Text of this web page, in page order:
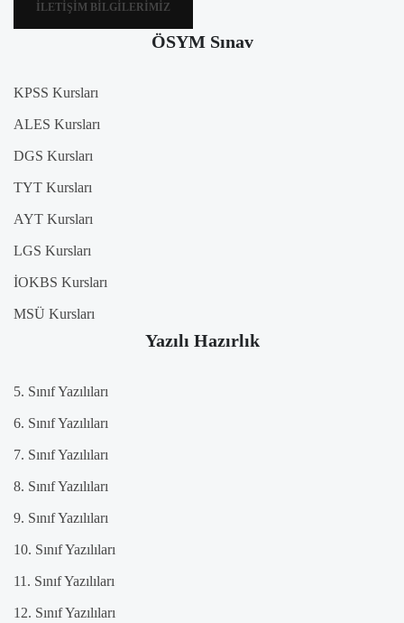
İLETIŞIM BILGILERIMIZ
ÖSYM Sınav
KPSS Kursları
ALES Kursları
DGS Kursları
TYT Kursları
AYT Kursları
LGS Kursları
İOKBS Kursları
MSÜ Kursları
Yazılı Hazırlık
5. Sınıf Yazılıları
6. Sınıf Yazılıları
7. Sınıf Yazılıları
8. Sınıf Yazılıları
9. Sınıf Yazılıları
10. Sınıf Yazılıları
11. Sınıf Yazılıları
12. Sınıf Yazılıları